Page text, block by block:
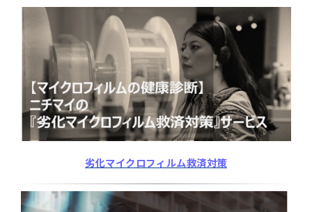
劣化マイクロフィルム救済対策